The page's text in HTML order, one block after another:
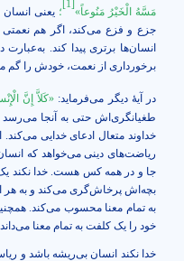
مَسَّهُ الْخَيْرُ مَنُوعاً»
[1]
؛ یعنی
جزع و فزع می‌کند، اگر هم
انسان‌ها برتری پیدا کند.
برخورداری از نعمت، خودش را گم
در آیۀ دیگر می‌فرماید: «كَلاَّ إِنَّ
طغیانگری‌اش حتی به آنجا
خداوند متعال ادعای خدایی
ریاضت‌های دینی می‌خواهد که
جا و در همه کس هست. خدا نکند
بچه‌اش پرخاش‌گری می‌کند و به هر
به تمام معنا محسوب می‌کند.
خود را یک کلفت به تمام معنا
خدا نکند انسان بی‌ریشه باشد و